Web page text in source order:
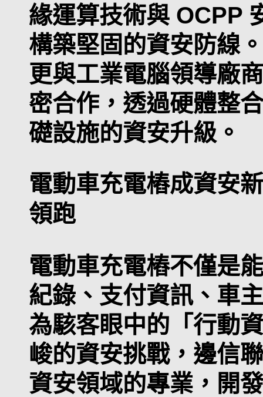
緣運算技術與 OCPP
構築堅固的資安防線
更與工業電腦領導廠
密合作，透過硬體整
礎設施的資安升級。
電動車充電樁成資安
領跑
電動車充電樁不僅是
紀錄、支付資訊、車
為駭客眼中的「行動
峻的資安挑戰，邊信
資安領域的專業，開